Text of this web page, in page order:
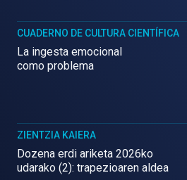
CUADERNO DE CULTURA CIENTÍFICA
La ingesta emocional
como problema
ZIENTZIA KAIERA
Dozena erdi ariketa 2026ko
udarako (2): trapezioaren aldea